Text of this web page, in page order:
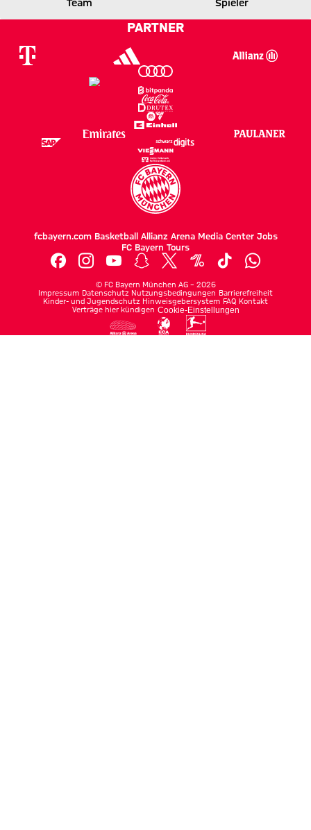
FCB
Team Spieler
PARTNER
fcbayern.com Basketball Allianz Arena Media Center Jobs
FC Bayern Tours
© FC Bayern München AG – 2026
Impressum Datenschutz Nutzungsbedingungen Barrierefreiheit
Kinder- und Jugendschutz Hinweisgebersystem FAQ Kontakt
Verträge hier kündigen Cookie-Einstellungen